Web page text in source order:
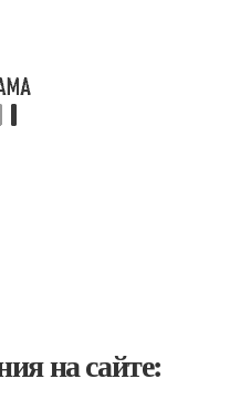
на сайте: